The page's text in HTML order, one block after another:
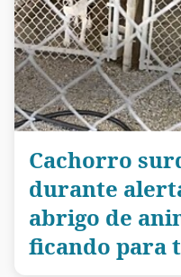
Cachorro
durante
abrigo de
ficando para